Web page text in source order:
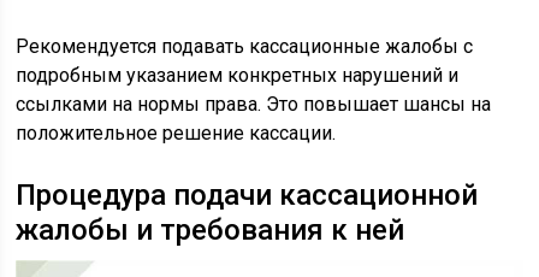
Рекомендуется подавать кассационные жалобы с
подробным указанием конкретных нарушений и
ссылками на нормы права. Это повышает шансы на
положительное решение кассации.
Процедура подачи кассационной
жалобы и требования к ней